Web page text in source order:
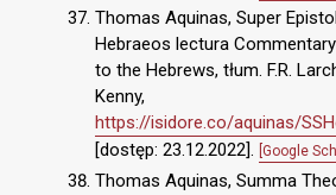
Thomas Aquinas, Super
Hebraeos lectura
to the Hebrews, tłum. F.R.
Kenny,
https://isidore.co/aquinas/
[dostęp: 23.12.2022]. [Google
Thomas Aquinas, Summa